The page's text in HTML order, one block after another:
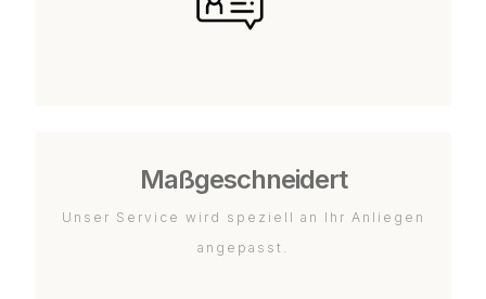
Maßgeschneidert
Unser Service wird speziell an Ihr Anliegen
angepasst.